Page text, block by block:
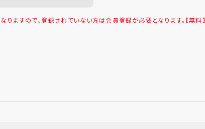
ますので、登録されていない方は会員登録が必要となります。【無料】